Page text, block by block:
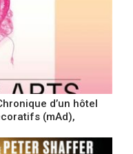
d’un hôtel
(mAd),